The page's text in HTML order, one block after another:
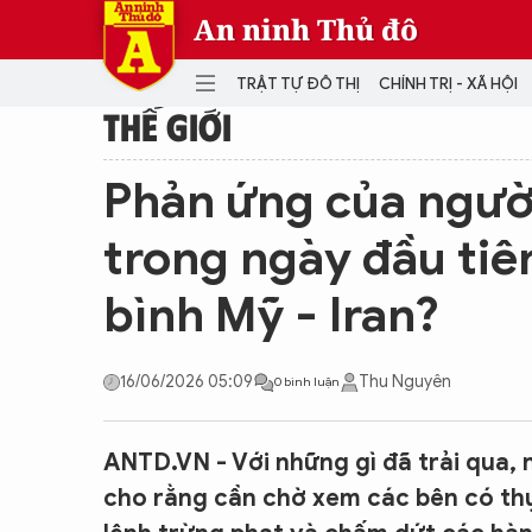
An ninh Thủ đô
TRẬT TỰ ĐÔ THỊ CHÍNH TRỊ - XÃ HỘI
TRẬT TỰ ĐÔ THỊ
THẾ GIỚI
Quân sự
THÀNH PHỐ THÔNG MINH
KINH DOANH
THẾ GIỚI
Phản ứng của
trong ngày đầu
bình Mỹ - Iran?
16/06/2026 05:09 0 bình luận Thu Nguyên
ANTD.VN - Với những gì đã trải
cho rằng cần chờ xem các bên có